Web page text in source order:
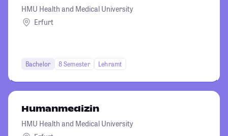
HMU Health and Medical University
Erfurt
Bachelor 8 Semester Lehramt
Humanmedizin
HMU Health and Medical University